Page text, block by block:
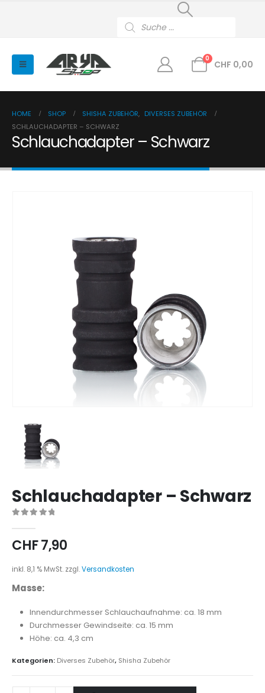
search
0
CHF 0,00
HOME SHOP SHISHA ZUBEHÖR, DIVERSES ZUBEHÖR
SCHLAUCHADAPTER – SCHWARZ
Schlauchadapter – Schwarz
Schlauchadapter – Schwarz
CHF7,90
inkl. 8,1 % MwSt. zzgl.Versandkosten
Masse:
Innendurchmesser Schlauchaufnahme: ca. 18 mm
Durchmesser Gewindseite: ca. 15 mm
Höhe: ca. 4,3 cm
Kategorien: Diverses Zubehör, Shisha Zubehör